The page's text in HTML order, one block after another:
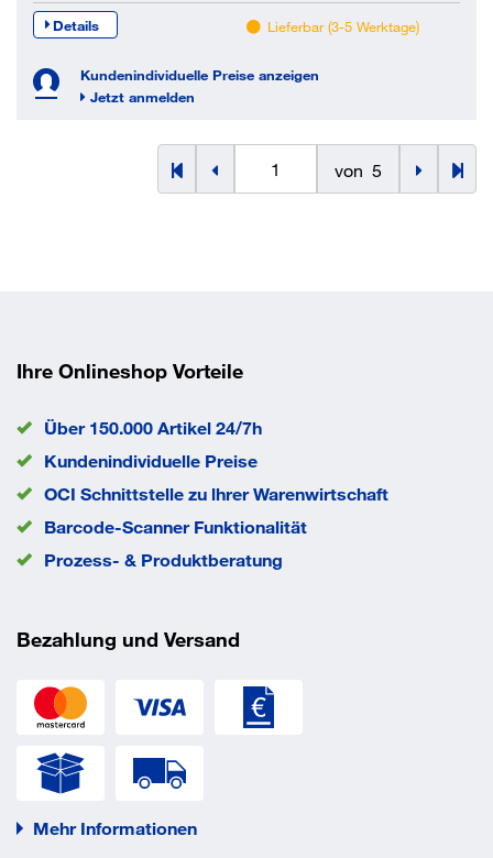
Details Lieferbar (3-5 Werktage)
Kundenindividuelle Preise anzeigen
Jetzt anmelden
von 5
Ihre Onlineshop Vorteile
Über 150.000 Artikel 24/7h
Kundenindividuelle Preise
OCI Schnittstelle zu lhrer Warenwirtschaft
Barcode-Scanner Funktionalität
Prozess- & Produktberatung
Bezahlung und Versand
Mehr Informationen